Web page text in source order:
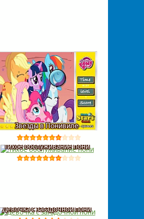
Звезды в Понивиле
Тихое обслуживание пони
Девочка с загадочной пони